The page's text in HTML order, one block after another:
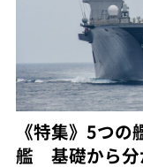
《特集》5つ
艦 基礎から分